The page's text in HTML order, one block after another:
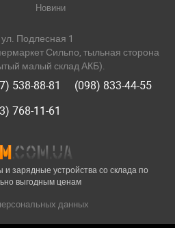
зарядные устройства со склада по
выгодным ценам
данных
Новини
ул. Подлесная 1
Сильпо, тыльная сторона
малый склад АКБ).
538-88-81
(098) 833-44-55
768-11-61